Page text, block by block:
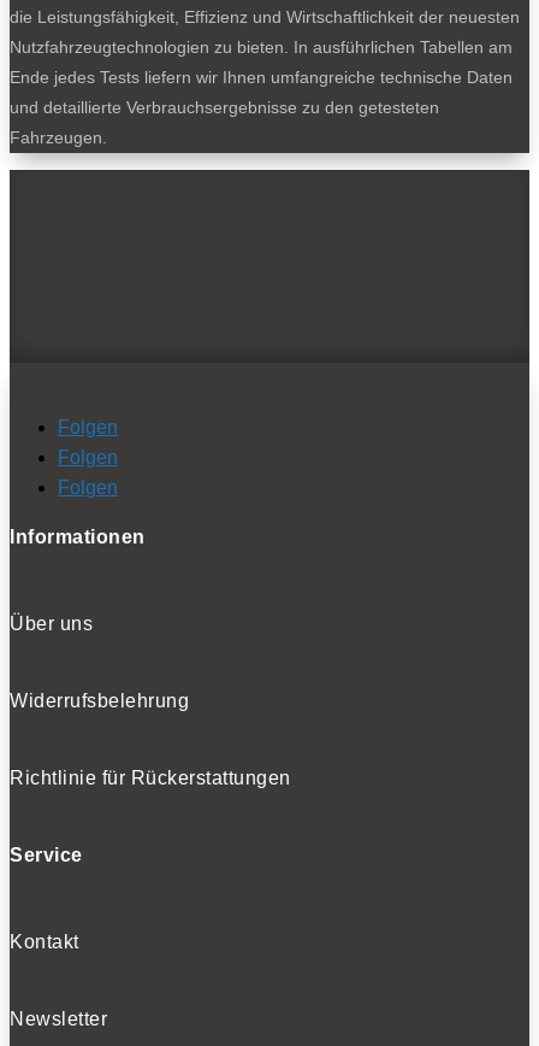
die Leistungsfähigkeit, Effizienz und Wirtschaftlichkeit der neuesten
Nutzfahrzeugtechnologien zu bieten. In ausführlichen Tabellen am
Ende jedes Tests liefern wir Ihnen umfangreiche technische Daten
und detaillierte Verbrauchsergebnisse zu den getesteten
Fahrzeugen.
Folgen
Folgen
Folgen
Informationen
Über uns
Widerrufsbelehrung
Richtlinie für Rückerstattungen
Service
Kontakt
Newsletter